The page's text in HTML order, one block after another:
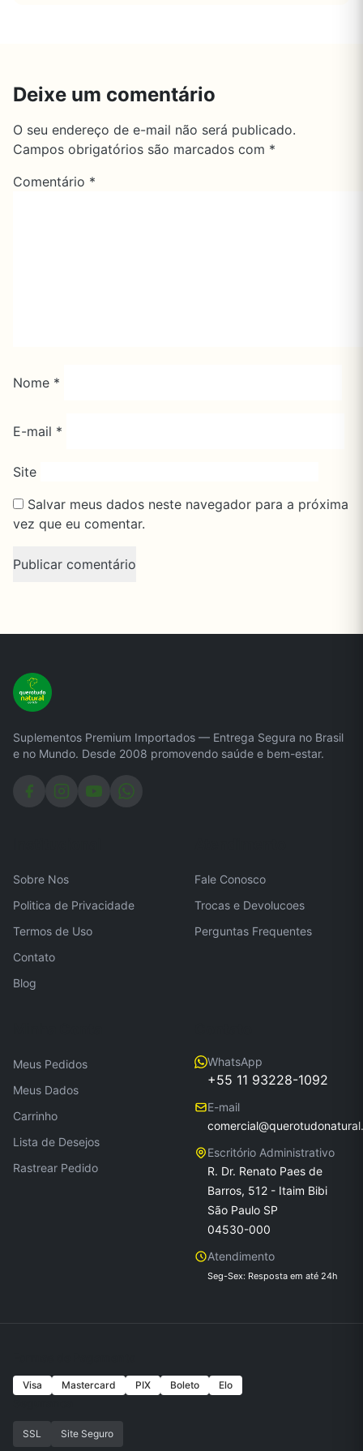
Deixe um comentário
O seu endereço de e-mail não será publicado.
Campos obrigatórios são marcados com *
Comentário *
Nome *
E-mail *
Site
Salvar meus dados neste navegador para a próxima
vez que eu comentar.
Suplementos Premium Importados — Entrega Segura no Brasil
e no Mundo. Desde 2008 promovendo saúde e bem-estar.
Sobre Nos
Politica de Privacidade
Termos de Uso
Contato
Blog
Fale Conosco
Trocas e Devolucoes
Perguntas Frequentes
Meus Pedidos
Meus Dados
Carrinho
Lista de Desejos
Rastrear Pedido
WhatsApp
+55 11 93228-1092
E-mail
Escritório Administrativo
R. Dr. Renato Paes de
Barros, 512 - Itaim Bibi
São Paulo SP
04530-000
Atendimento
Seg-Sex: Resposta em até 24h
Visa Mastercard PIX Boleto Elo
SSL Site Seguro